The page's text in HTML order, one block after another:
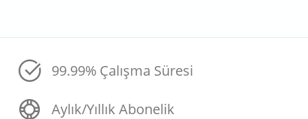
99.99% Çalışma Süresi
Aylık/Yıllık Abonelik